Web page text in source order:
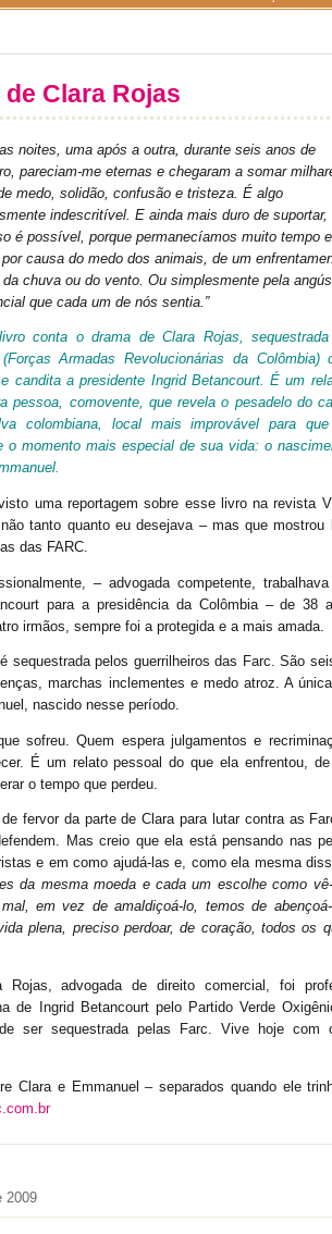
Clara Rojas
noites, uma após a outra, durante seis anos de
pareciam-me eternas e chegaram a somar
medo, solidão, confusão e tristeza. É algo
indescritível. E ainda mais duro de suportar,
é possível, porque permanecíamos muito tempo
causa do medo dos animais, de um
da chuva ou do vento. Ou simplesmente pela
que cada um de nós sentia.”
conta o drama de Clara Rojas, sequestrada
Armadas Revolucionárias da Colômbia)
candita a presidente Ingrid Betancourt. É um
pessoa, comovente, que revela o pesadelo do
colombiana, local mais improvável para que
o momento mais especial de sua vida: o
uma reportagem sobre esse livro na revista
tanto quanto eu desejava – mas que mostrou
das FARC.
– advogada competente,
para a presidência da Colômbia – de 38
irmãos, sempre foi a protegida e a mais amada.
sequestrada pelos guerrilheiros das Farc. São
marchas inclementes e medo atroz. A
nascido nesse período.
sofreu. Quem espera julgamentos e
É um relato pessoal do que ela enfrentou,
o tempo que perdeu.
fervor da parte de Clara para lutar contra as
Mas creio que ela está pensando nas
e em como ajudá-las e, como ela mesma
da mesma moeda e cada um escolhe como
em vez de amaldiçoá-lo, temos de
plena, preciso perdoar, de coração, todos os
advogada de direito comercial, foi
de Ingrid Betancourt pelo Partido Verde
ser sequestrada pelas Farc. Vive hoje com
Clara e Emmanuel – separados quando ele
2009